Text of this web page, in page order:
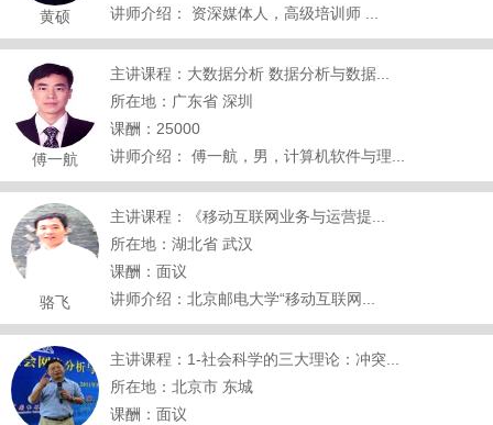
黄硕
讲师介绍： 资深媒体人，高级培训师 ...
傅一航
主讲课程：大数据分析 数据分析与数据...
所在地：广东省 深圳
课酬：25000
讲师介绍： 傅一航，男，计算机软件与理...
骆飞
主讲课程：《移动互联网业务与运营提...
所在地：湖北省 武汉
课酬：面议
讲师介绍：北京邮电大学“移动互联网...
主讲课程：1-社会科学的三大理论：冲突...
所在地：北京市 东城
课酬：面议